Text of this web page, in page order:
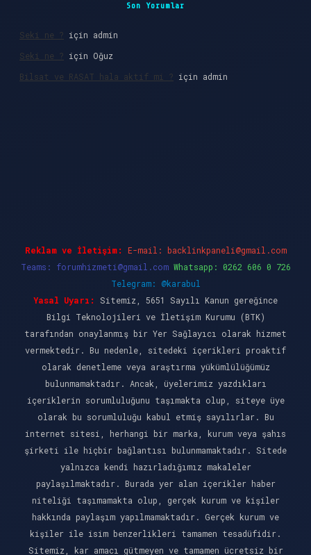
Son Yorumlar
Seki ne ? için admin
Seki ne ? için Oğuz
Bilsat ve RASAT hala aktif mi ? için admin
Reklam ve İletişim: E-mail: backlinkpaneli@gmail.com
Teams: forumhizmeti@gmail.com Whatsapp: 0262 606 0 726
Telegram: @karabul
Yasal Uyarı:
Sitemiz, 5651 Sayılı Kanun gereğince
Bilgi Teknolojileri ve İletişim Kurumu (BTK)
tarafından onaylanmış bir Yer Sağlayıcı olarak hizmet
vermektedir. Bu nedenle, sitedeki içerikleri proaktif
olarak denetleme veya araştırma yükümlülüğümüz
bulunmamaktadır. Ancak, üyelerimiz yazdıkları
içeriklerin sorumluluğunu taşımakta olup, siteye üye
olarak bu sorumluluğu kabul etmiş sayılırlar. Bu
internet sitesi, herhangi bir marka, kurum veya şahıs
şirketi ile hiçbir bağlantısı bulunmamaktadır. Sitede
yalnızca kendi hazırladığımız makaleler
paylaşılmaktadır. Burada yer alan içerikler haber
niteliği taşımamakta olup, gerçek kurum ve kişiler
hakkında paylaşım yapılmamaktadır. Gerçek kurum ve
kişiler ile isim benzerlikleri tamamen tesadüfidir.
Sitemiz, kar amacı gütmeyen ve tamamen ücretsiz bir